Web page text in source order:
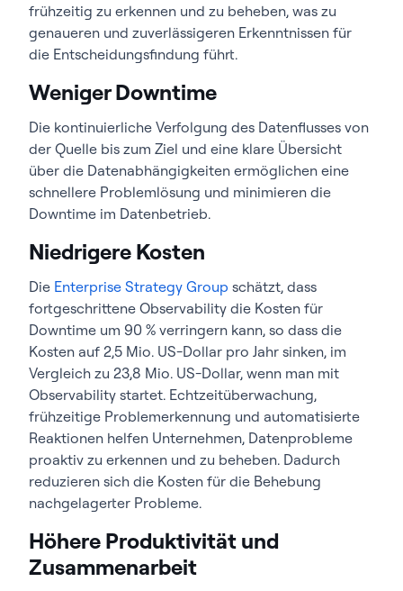
frühzeitig zu erkennen und zu beheben, was zu
genaueren und zuverlässigeren Erkenntnissen für
die Entscheidungsfindung führt.
Weniger Downtime
Die kontinuierliche Verfolgung des Datenflusses von
der Quelle bis zum Ziel und eine klare Übersicht
über die Datenabhängigkeiten ermöglichen eine
schnellere Problemlösung und minimieren die
Downtime im Datenbetrieb.
Niedrigere Kosten
Die Enterprise Strategy Group schätzt, dass
fortgeschrittene Observability die Kosten für
Downtime um 90 % verringern kann, so dass die
Kosten auf 2,5 Mio. US-Dollar pro Jahr sinken, im
Vergleich zu 23,8 Mio. US-Dollar, wenn man mit
Observability startet. Echtzeitüberwachung,
frühzeitige Problemerkennung und automatisierte
Reaktionen helfen Unternehmen, Datenprobleme
proaktiv zu erkennen und zu beheben. Dadurch
reduzieren sich die Kosten für die Behebung
nachgelagerter Probleme.
Höhere Produktivität und
Zusammenarbeit